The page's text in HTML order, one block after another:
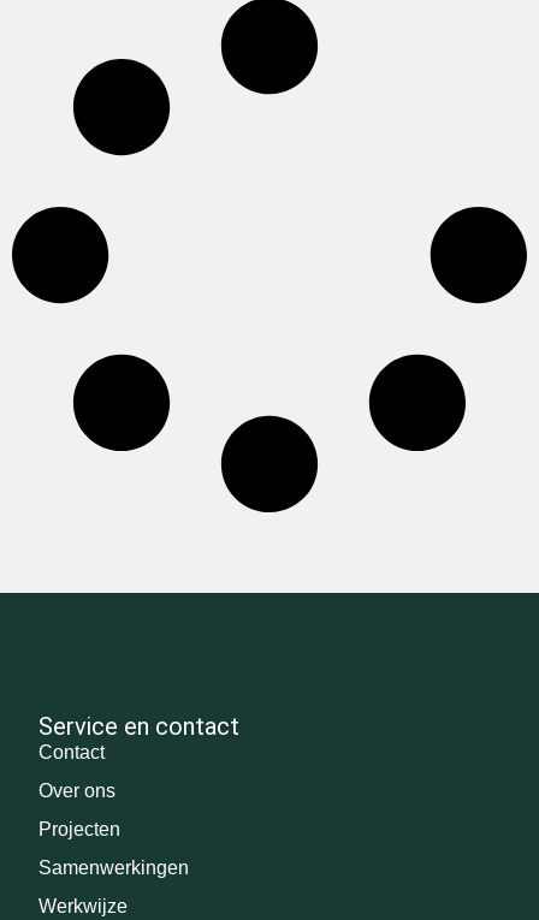
Service en contact
Contact
Over ons
Projecten
Samenwerkingen
Werkwijze